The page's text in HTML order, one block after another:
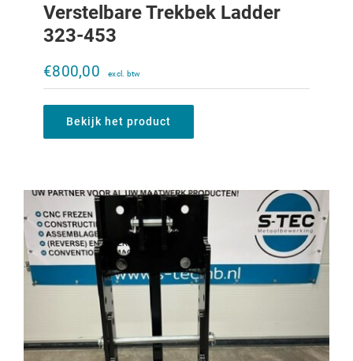
Verstelbare Trekbek Ladder
323-453
€800,00
Bekijk het product
Verstelbare trekbek Ladder 956XL-
€1.310,00